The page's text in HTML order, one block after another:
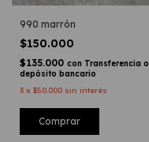
990 marrón
$150.000
$135.000 con Transferencia o
depósito bancario
3 x $50.000 sin interés
Comprar